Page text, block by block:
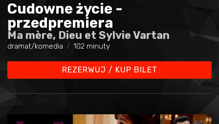
Cudowne życie -
przedpremiera
Ma mère, Dieu et Sylvie Vartan
dramat/komedia 102 minuty
REZERWUJ / KUP BILET